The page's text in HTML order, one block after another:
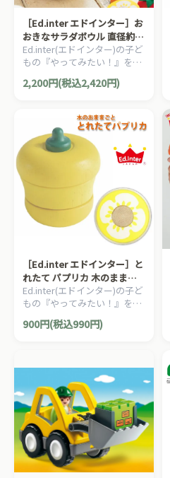
［Ed.inter エドインター］お
おきなサラダボウル 直径約
14cm 木のままごとあそび
Ed.inter(エドインター)の子ど
もの『やってみたい！』を叶
えてくれるエドインターの木
のままごとあそびシリーズ！
ごジュース』です。
2,200円(税込2,420円)
［Ed.inter エドインター］と
れたて パプリカ 木のままご
とあそび
Ed.inter(エドインター)の子ど
もの『やってみたい！』を叶
えてくれるエドインターの木
のままごとあそびシリーズ！
900円(税込990円)